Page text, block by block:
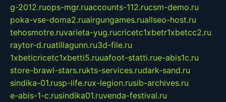
g-2012.ruops-mgr.ruaccounts-112.rucsm-demo.ru
poka-vse-doma2.ruairgungames.ruallseo-host.ru
tehosmotre.ruvarieta-yug.rucricetc1xbetr1xbetcc2.ru
raytor-d.ruatillagunn.ru3d-file.ru
1xbeticricetc1xbetti5.ruuafoot-statti.rue-abis1c.ru
store-brawl-stars.rukts-services.rudark-sand.ru
sindika-01.rusp-life.rux-legion.rusib-archives.ru
e-abis-1-c.rusindika01.ruvenda-festival.ru